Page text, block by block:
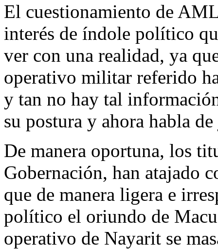
El cuestionamiento de
interés de índole político
ver con una realidad, ya
operativo militar referido
y tan no hay tal
su postura y ahora habla
De manera oportuna, los
Gobernación, han atajado
que de manera ligera e
político el oriundo de
operativo de Nayarit se